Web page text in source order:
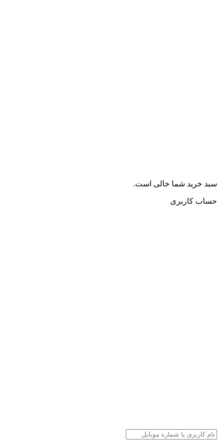
سبد خرید شما خالی است.
حساب کاربری